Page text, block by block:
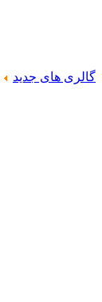
گالری های جدید